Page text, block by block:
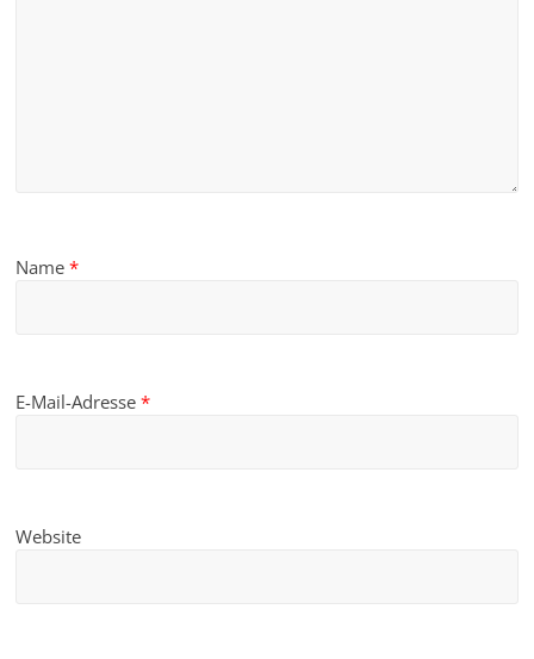
Name*
E-Mail-Adresse*
Website